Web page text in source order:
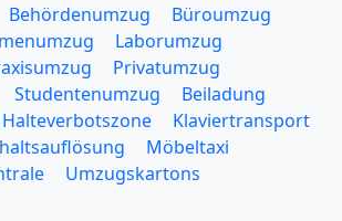
Behördenumzug
Büroumzug
Laborumzug
Privatumzug
Studentenumzug
Beiladung
Halteverbotszone
Klaviertransport
Möbeltaxi
Umzugskartons